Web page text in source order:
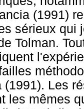
(1991)
sérieux qui
Tolman.
(1991). Les
les mêmes